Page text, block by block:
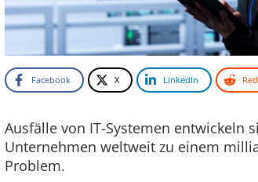
Facebook X LinkedIn
Ausfälle von IT-Systemen entwickeln
Unternehmen weltweit zu einem
Problem.